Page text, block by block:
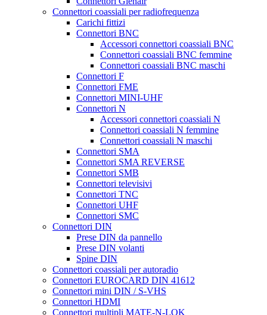
Connettori coassiali per radiofrequenza
Carichi fittizi
Connettori BNC
Accessori connettori coassiali BNC
Connettori coassiali BNC femmine
Connettori coassiali BNC maschi
Connettori F
Connettori FME
Connettori MINI-UHF
Connettori N
Accessori connettori coassiali N
Connettori coassiali N femmine
Connettori coassiali N maschi
Connettori SMA
Connettori SMA REVERSE
Connettori SMB
Connettori televisivi
Connettori TNC
Connettori UHF
Connettori SMC
Connettori DIN
Prese DIN da pannello
Prese DIN volanti
Spine DIN
Connettori coassiali per autoradio
Connettori EUROCARD DIN 41612
Connettori mini DIN / S-VHS
Connettori HDMI
Connettori multipli MATE-N-LOK